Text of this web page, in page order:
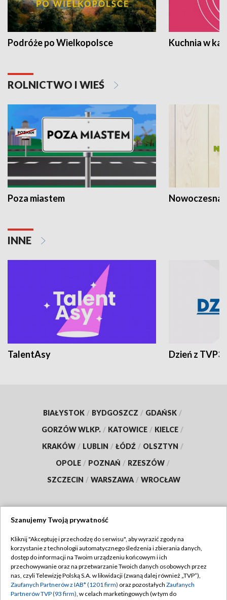
Podróże po Wielkopolsce Kuchnia w
ROLNICTWO I WIEŚ
Poza miastem Nowoczesna
INNE
TalentAsy Dzień z TVP3
BIAŁYSTOK / BYDGOSZCZ / GDAŃSK /
GORZÓW WLKP. / KATOWICE / KIELCE /
KRAKÓW / LUBLIN / ŁÓDŹ / OLSZTYN /
OPOLE / POZNAŃ / RZESZÓW /
SZCZECIN / WARSZAWA / WROCŁAW
TVP
Abonament TVP
Emisja w TVP
Regulamin TVP
Polityka prywatności
Szanujemy Twoją prywatność
Kliknij "Akceptuję i przechodzę do serwisu", aby wyrazić zgody na
korzystanie z technologii automatycznego śledzenia i zbierania danych,
dostęp do informacji na Twoim urządzeniu końcowym i ich
przechowywanie oraz na przetwarzanie Twoich danych osobowych przez
nas, czyli Telewizję Polską S.A. w likwidacji (zwaną dalej również „TVP”),
Zaufanych Partnerów z IAB* (1201 firm) oraz pozostałych Zaufanych
Partnerów TVP (93 firm), w celach marketingowych (w tym do